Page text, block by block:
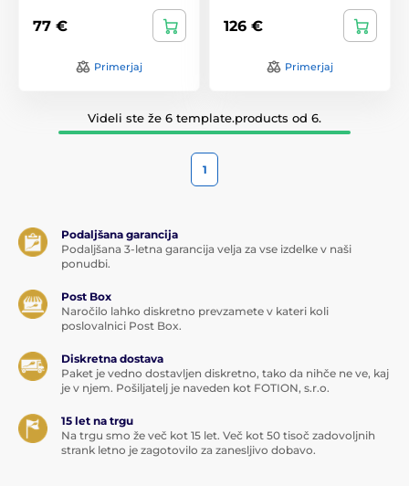
77 €
Primerjaj
126 €
Primerjaj
Videli ste že 6 template.products od 6.
1
Podaljšana garancija
Podaljšana 3-letna garancija velja za vse izdelke v naši
ponudbi.
Post Box
Naročilo lahko diskretno prevzamete v kateri koli
poslovalnici Post Box.
Diskretna dostava
Paket je vedno dostavljen diskretno, tako da nihče ne ve, kaj
je v njem. Pošiljatelj je naveden kot FOTION, s.r.o.
15 let na trgu
Na trgu smo že več kot 15 let. Več kot 50 tisoč zadovoljnih
strank letno je zagotovilo za zanesljivo dobavo.